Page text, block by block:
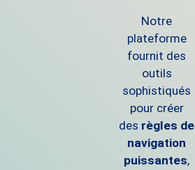
Notre
plateforme
fournit des
outils
sophistiqués
pour créer
des règles de
navigation
puissantes,